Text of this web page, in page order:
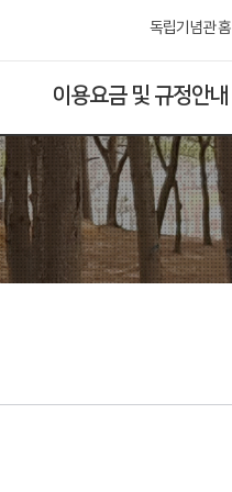
독립기념관 홈
이용요금 및 규정안내